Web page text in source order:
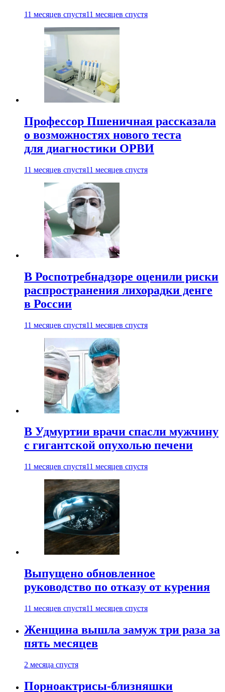
11 месяцев спустя11 месяцев спустя
Профессор Пшеничная рассказала
о возможностях нового теста
для диагностики ОРВИ
11 месяцев спустя11 месяцев спустя
В Роспотребнадзоре оценили риски
распространения лихорадки денге
в России
11 месяцев спустя11 месяцев спустя
В Удмуртии врачи спасли мужчину
с гигантской опухолью печени
11 месяцев спустя11 месяцев спустя
Выпущено обновленное
руководство по отказу от курения
11 месяцев спустя11 месяцев спустя
Женщина вышла замуж три раза за
пять месяцев
2 месяца спустя
Порноактрисы-близняшки